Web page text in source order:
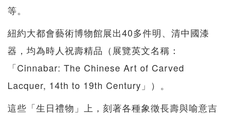
等。
紐約大都會藝術博物館展出40多件明、清中國漆
器，均為時人祝壽精品（展覽英文名稱：
「Cinnabar: The Chinese Art of Carved
Lacquer, 14th to 19th Century」）。
這些「生日禮物」上，刻著各種象徵長壽與喻意吉